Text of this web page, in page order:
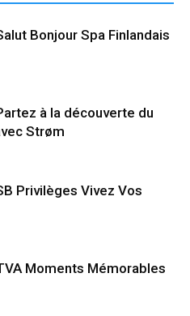
Bonjour Spa Finlandais
à la découverte du
Strøm
Privilèges Vivez Vos
Moments Mémorables